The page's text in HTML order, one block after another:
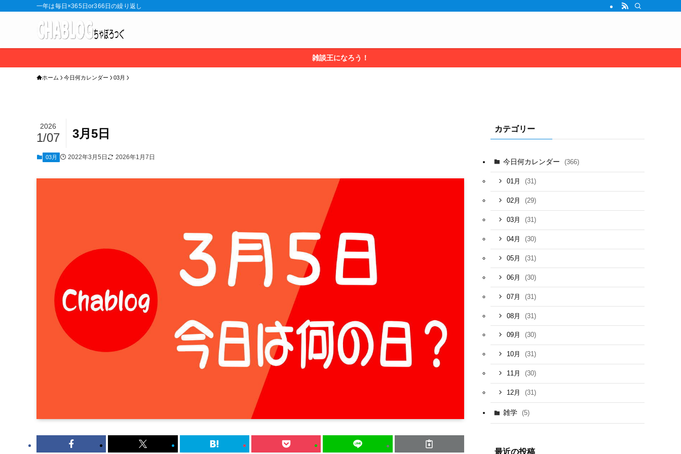
一年は毎日×365日or366日の繰り返し
雑談王になろう！
ホーム 今日何カレンダー 03月
3月5日
2026
1/07
03月 2022年3月5日 2026年1月7日
カテゴリー
今日何カレンダー (366)
01月 (31)
02月 (29)
03月 (31)
04月 (30)
05月 (31)
06月 (30)
07月 (31)
08月 (31)
09月 (30)
10月 (31)
11月 (30)
12月 (31)
雑学 (5)
最近の投稿